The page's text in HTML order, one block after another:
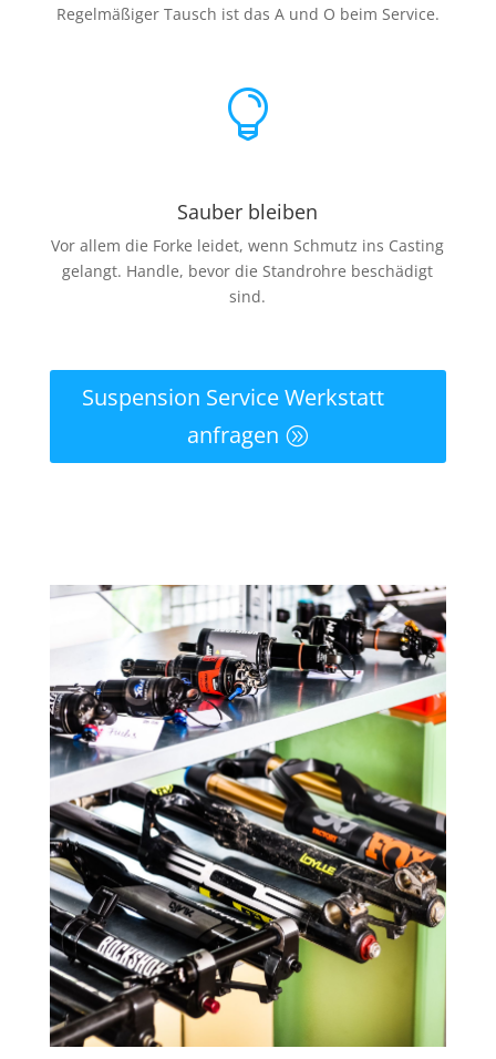
Regelmäßiger Tausch ist das A und O beim Service.

Sauber bleiben
Vor allem die Forke leidet, wenn Schmutz ins Casting
gelangt. Handle, bevor die Standrohre beschädigt
sind.
Suspension Service Werkstatt
anfragen